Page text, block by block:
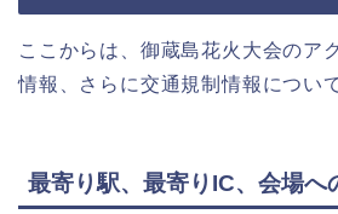
ここからは、御蔵島花火大会のア
情報、さらに交通規制情報につい
最寄り駅、最寄りIC、会場へ